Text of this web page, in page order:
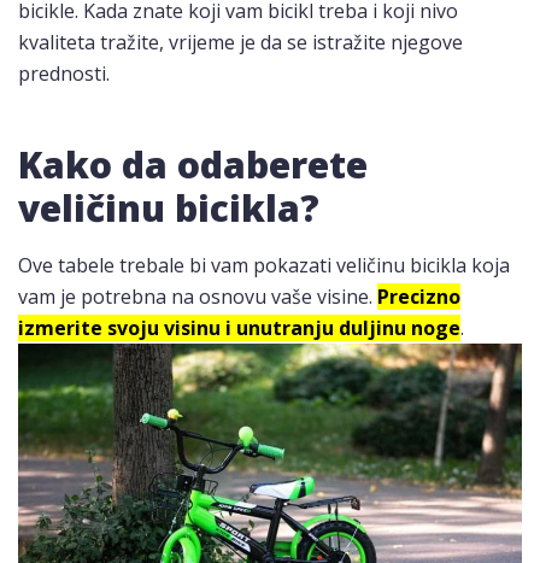
bicikle. Kada znate koji vam bicikl treba i koji nivo
kvaliteta tražite, vrijeme je da se istražite njegove
prednosti.
Kako da odaberete
veličinu bicikla?
Ove tabele trebale bi vam pokazati veličinu bicikla koja
vam je potrebna na osnovu vaše visine. Precizno
izmerite svoju visinu i unutranju duljinu noge.